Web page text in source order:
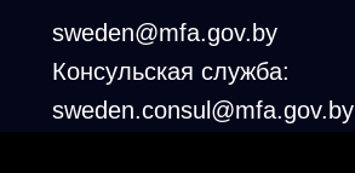
sweden@mfa.gov.by
Консульская служба:
sweden.consul@mfa.gov.by